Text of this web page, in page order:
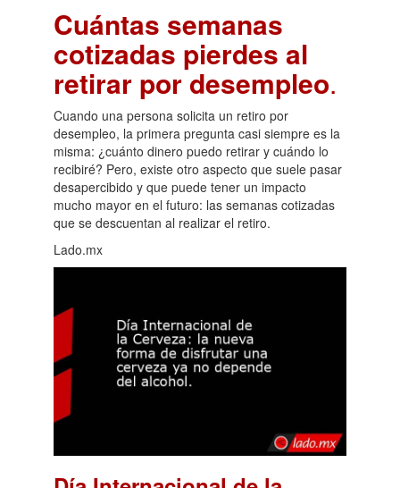
Cuántas semanas
cotizadas pierdes al
retirar por desempleo.
Cuando una persona solicita un retiro por
desempleo, la primera pregunta casi siempre es la
misma: ¿cuánto dinero puedo retirar y cuándo lo
recibiré? Pero, existe otro aspecto que suele pasar
desapercibido y que puede tener un impacto
mucho mayor en el futuro: las semanas cotizadas
que se descuentan al realizar el retiro.
Lado.mx